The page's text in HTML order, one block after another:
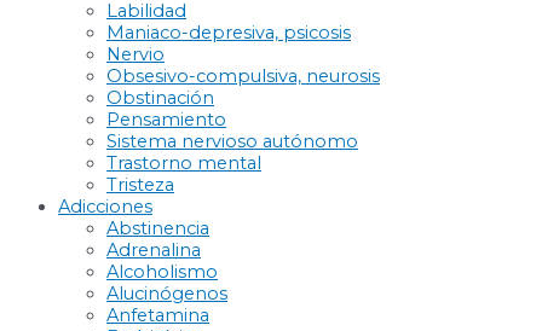
Labilidad
Maniaco-depresiva, psicosis
Nervio
Obsesivo-compulsiva, neurosis
Obstinación
Pensamiento
Sistema nervioso autónomo
Trastorno mental
Tristeza
Adicciones
Abstinencia
Adrenalina
Alcoholismo
Alucinógenos
Anfetamina